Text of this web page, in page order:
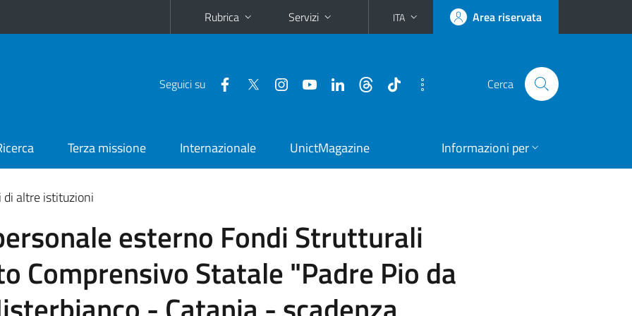
Rubrica Servizi ITA Area riservata
Seguici su Cerca
Terza missione Internazionale UnictMagazine Informazioni per
di altre istituzioni
esterno Fondi Strutturali
Comprensivo Statale "Padre Pio da